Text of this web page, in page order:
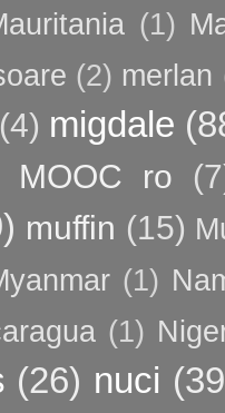
(1)
(2) merlan
(4) migdale
MOOC ro
muffin (15)
(1)
(1)
(26) nuci